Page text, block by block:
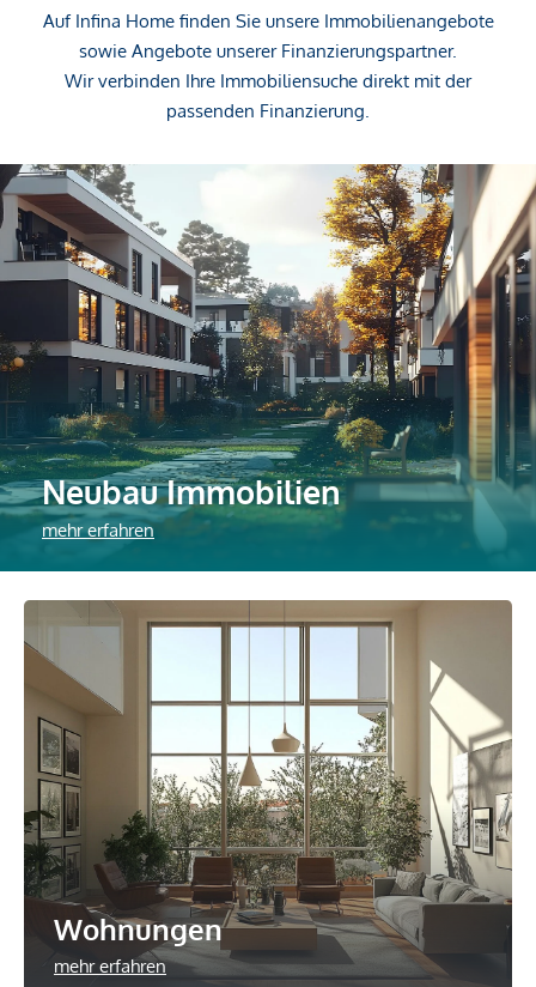
Auf Infina Home finden Sie unsere Immobilienangebote
sowie Angebote unserer Finanzierungspartner.
Wir verbinden Ihre Immobiliensuche direkt mit der
passenden Finanzierung.
Neubau Immobilien
mehr erfahren
Wohnungen
mehr erfahren